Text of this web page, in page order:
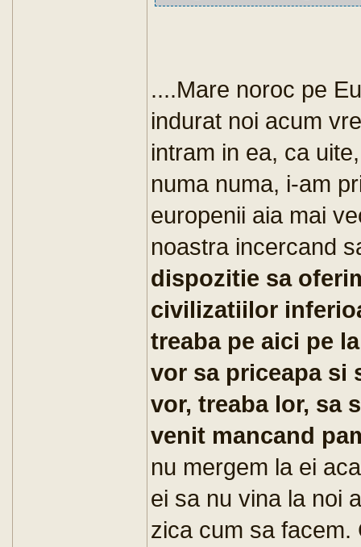
....Mare noroc pe
indurat noi acum
intram in ea, ca
numa numa, i-am
europenii aia mai
noastra incercand
dispozitie sa
civilizatiilor
treaba pe aici pe
vor sa priceapa si
vor, treaba lor, sa
venit mancand
nu mergem la ei
ei sa nu vina la noi
zica cum sa facem.